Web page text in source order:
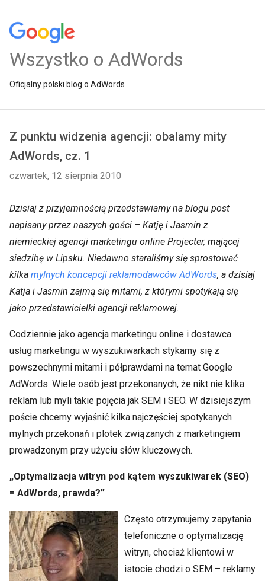
Wszystko o AdWords
Oficjalny polski blog o AdWords
Z punktu widzenia agencji: obalamy mity
AdWords, cz. 1
czwartek, 12 sierpnia 2010
Dzisiaj z przyjemnością przedstawiamy na blogu post
napisany przez naszych gości – Katję i Jasmin z
niemieckiej agencji marketingu online Projecter, mającej
siedzibę w Lipsku. Niedawno staraliśmy się sprostować
kilka mylnych koncepcji reklamodawców AdWords, a dzisiaj
Katja i Jasmin zajmą się mitami, z którymi spotykają się
jako przedstawicielki agencji reklamowej.
Codziennie jako agencja marketingu online i dostawca
usług marketingu w wyszukiwarkach stykamy się z
powszechnymi mitami i półprawdami na temat Google
AdWords. Wiele osób jest przekonanych, że nikt nie klika
reklam lub myli takie pojęcia jak SEM i SEO. W dzisiejszym
poście chcemy wyjaśnić kilka najczęściej spotykanych
mylnych przekonań i plotek związanych z marketingiem
prowadzonym przy użyciu słów kluczowych.
„Optymalizacja witryn pod kątem wyszukiwarek (SEO)
= AdWords, prawda?”
Często otrzymujemy zapytania
telefoniczne o optymalizację
witryn, chociaż klientowi w
istocie chodzi o SEM – reklamy